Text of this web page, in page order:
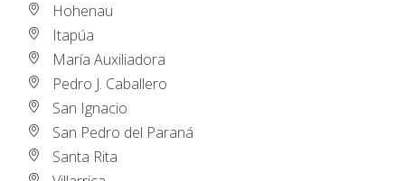
Hohenau
Itapúa
María Auxiliadora
Pedro J. Caballero
San Ignacio
San Pedro del Paraná
Santa Rita